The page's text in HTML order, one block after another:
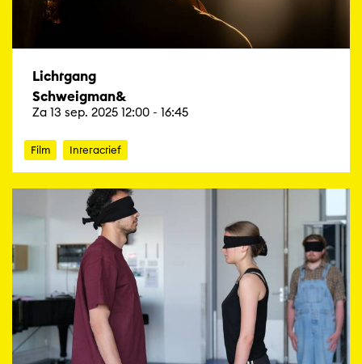
Lichtgang
Schweigman&
Za 13 sep. 2025 12:00 - 16:45
Film Interactief